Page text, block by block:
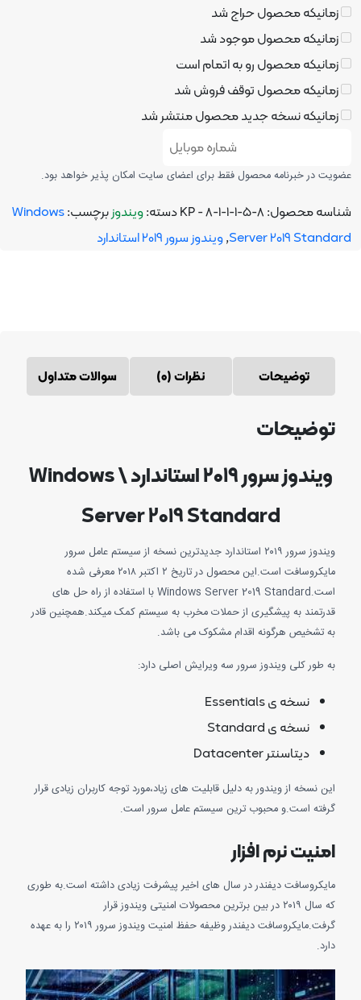
محصول حراج شد
محصول موجود شد
محصول رو به اتمام است
محصول توقف فروش شد
نسخه جدید محصول منتشر شد
خبرنامه محصول فقط برای اعضای سایت امکان پذیر خواهد بود.
محصول:KP - 8-1-1-1-5-8دسته:ویندوزبرچسب:Windows
Server 2019
,ویندوز سرور 2019 استاندارد
توضیحات سوالات متداول
ویندوز سرور ۲۰۱۹ استاندارد \ Windows
Server 2019 Standard
ویندوز سرور ۲۰۱۹ استاندارد جدیدترین نسخه از سیستم عامل سرور
مایکروسافت است.این محصول در تاریخ ۲ اکتبر ۲۰۱۸ معرفی شده
است.Windows Server 2019 Standard با استفاده از راه حل های
به پیشگیری از حملات مخرب به سیستم کمک میکند.همچنین قادر
هرگونه اقدام مشکوک می باشد.
کلی ویندوز سرور سه ویرایش اصلی دارد:
نسخه ی Essentials
نسخه ی Standard
دیتاسنتر Datacenter
نسخه از ویندور به دلیل قابلیت های زیاد،مورد توجه کاربران زیادی قرار
است.و محبوب ترین سیستم عامل سرور است.
نرم افزار
دیفندر در سال های اخیر پیشرفت زیادی داشته است.به طوری
که سال ۲۰۱۹ در بین برترین محصولات امنیتی ویندوز قرار
گرفت.مایکروسافت دیفندر وظیفه حفظ امنیت ویندوز سرور ۲۰۱۹ را به عهده